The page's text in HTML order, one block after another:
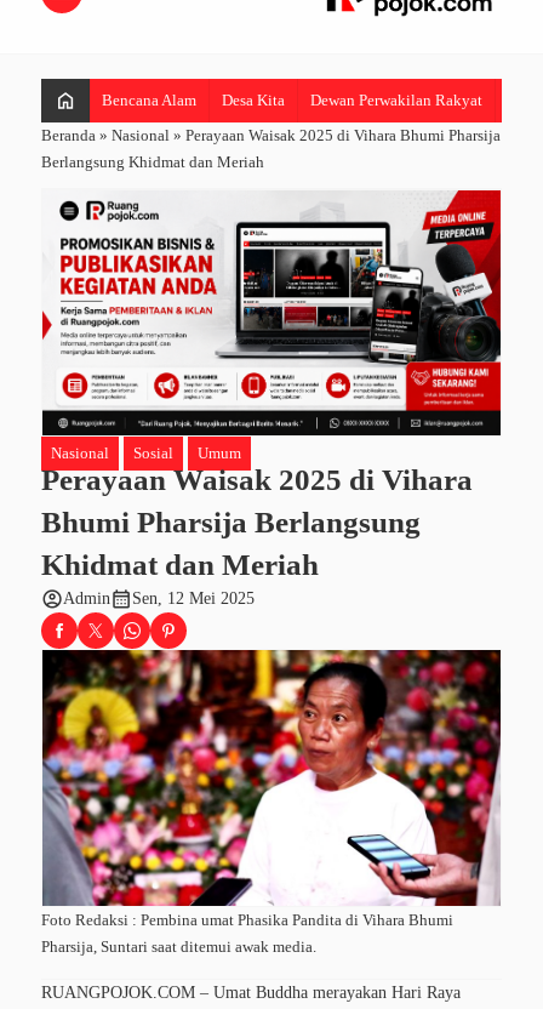
home Bencana Alam Desa Kita Dewan Perwakilan Rakyat
Beranda » Nasional » Perayaan Waisak 2025 di Vihara Bhumi Pharsija
Berlangsung Khidmat dan Meriah
Nasional Sosial Umum
Perayaan Waisak 2025 di Vihara
Bhumi Pharsija Berlangsung
Khidmat dan Meriah
account_circleAdmin calendar_month Sen, 12 Mei 2025
Foto Redaksi : Pembina umat Phasika Pandita di Vihara Bhumi
Pharsija, Suntari saat ditemui awak media.
RUANGPOJOK.COM – Umat Buddha merayakan Hari Raya